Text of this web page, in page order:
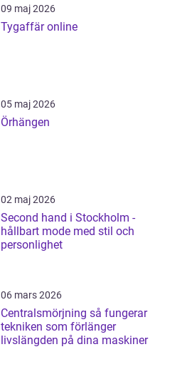
09 maj 2026
Tygaffär online
05 maj 2026
Örhängen
02 maj 2026
Second hand i Stockholm -
hållbart mode med stil och
personlighet
06 mars 2026
Centralsmörjning så fungerar
tekniken som förlänger
livslängden på dina maskiner